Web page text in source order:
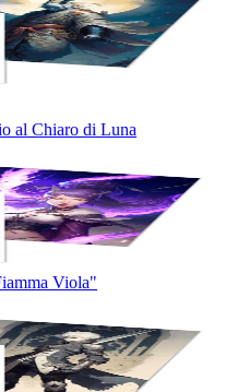
al Chiaro di Luna
Viola"